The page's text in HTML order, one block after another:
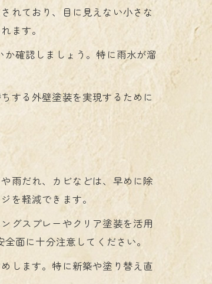
れており、目に見えない小さな
ます。
確認しましょう。特に雨水が溜
する外壁塗装を実現するために
雨だれ、カビなどは、早めに除
を軽減できます。
グスプレーやクリア塗装を活用
面に十分注意してください。
します。特に新築や塗り替え直